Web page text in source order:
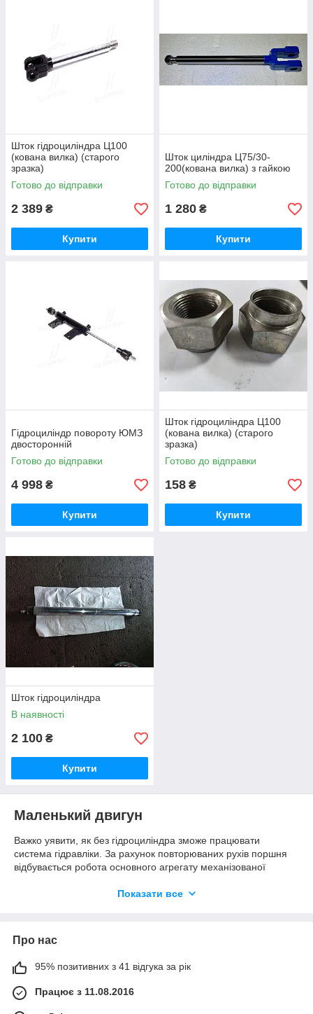
Шток гідроциліндра Ц100
(кована вилка) (старого
зразка)
Готово до відправки
2 389 ₴
Купити
Шток циліндра Ц75/30-
200(кована вилка) з гайкою
Готово до відправки
1 280 ₴
Купити
Гідроциліндр повороту ЮМЗ
двосторонній
Готово до відправки
4 998 ₴
Купити
Шток гідроциліндра Ц100
(кована вилка) (старого
зразка)
Готово до відправки
158 ₴
Купити
Шток гідроциліндра
В наявності
2 100 ₴
Купити
Маленький двигун
Важко уявити, як без гідроциліндра зможе працювати
система гідравліки. За рахунок повторюваних рухів поршня
відбувається робота основного агрегату механізованої
сільгосптехніки звертайтеся до нас в магазин. Найбільш
циліндр повороту МТЗ, ЮМЗ, Ц50-3405215 А;
(довжина штока 1200 мм)
Ми пропонуємо тільки якісні гідроциліндри. Артикул дасть
Показати все
Про нас
95% позитивних з 41 відгука за рік
Працює з 11.08.2016